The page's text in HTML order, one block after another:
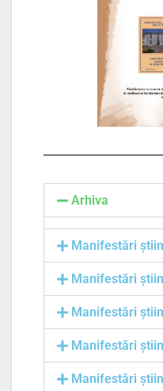
Arhiva
Manifestări
Manifestări
Manifestări
Manifestări
Manifestări